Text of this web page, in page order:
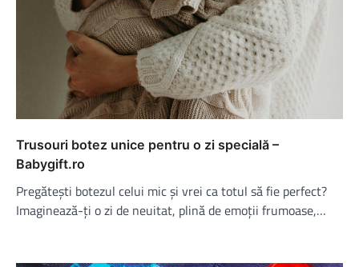
Trusouri botez unice pentru o zi specială –
Babygift.ro
Pregătești botezul celui mic și vrei ca totul să fie perfect?
Imaginează-ți o zi de neuitat, plină de emoții frumoase,…